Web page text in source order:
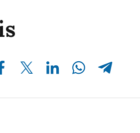
Facebook Compartir en Twitter Compartir en Linkedin Compartir en Whatsapp Compartir en Telegram